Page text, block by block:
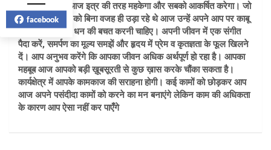
आपका व्यक्तित्व आज इत्र की तरह महकेगा और सबको आकर्षित करेगा। जो
लोग अब तक पैसे को बिना वजह ही उड़ा रहे थे आज उन्हें अपने आप पर काबू
रखना चाहिए और धन की बचत करनी चाहिए। अपनी जीवन में एक संगीत
पैदा करें, समर्पण का मूल्य समझें और हृदय में प्रेम व कृतज्ञता के फूल खिलने
दें। आप अनुभव करेंगे कि आपका जीवन अधिक अर्थपूर्ण हो रहा है। आपका
महबूब आज आपको बड़ी ख़ूबसूरती से कुछ ख़ास करके चौंका सकता है।
कार्यक्षेत्र में आपके कामकाज की सराहना होगी। कई कामों को छोड़कर आप
आज अपने पसंदीदा कामों को करने का मन बनाएंगे लेकिन काम की अधिकता
के कारण आप ऐसा नहीं कर पाएँगे
facebook